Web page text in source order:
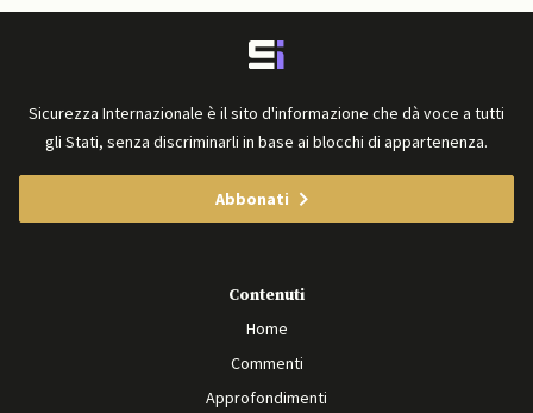
Sicurezza Internazionale è il sito d'informazione che dà voce a tutti
gli Stati, senza discriminarli in base ai blocchi di appartenenza.
Abbonati
Contenuti
Home
Commenti
Approfondimenti